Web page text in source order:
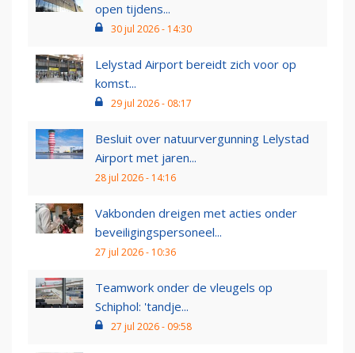
open tijdens...
30 jul 2026 - 14:30
Lelystad Airport bereidt zich voor op
komst...
29 jul 2026 - 08:17
Besluit over natuurvergunning Lelystad
Airport met jaren...
28 jul 2026 - 14:16
Vakbonden dreigen met acties onder
beveiligingspersoneel...
27 jul 2026 - 10:36
Teamwork onder de vleugels op
Schiphol: 'tandje...
27 jul 2026 - 09:58